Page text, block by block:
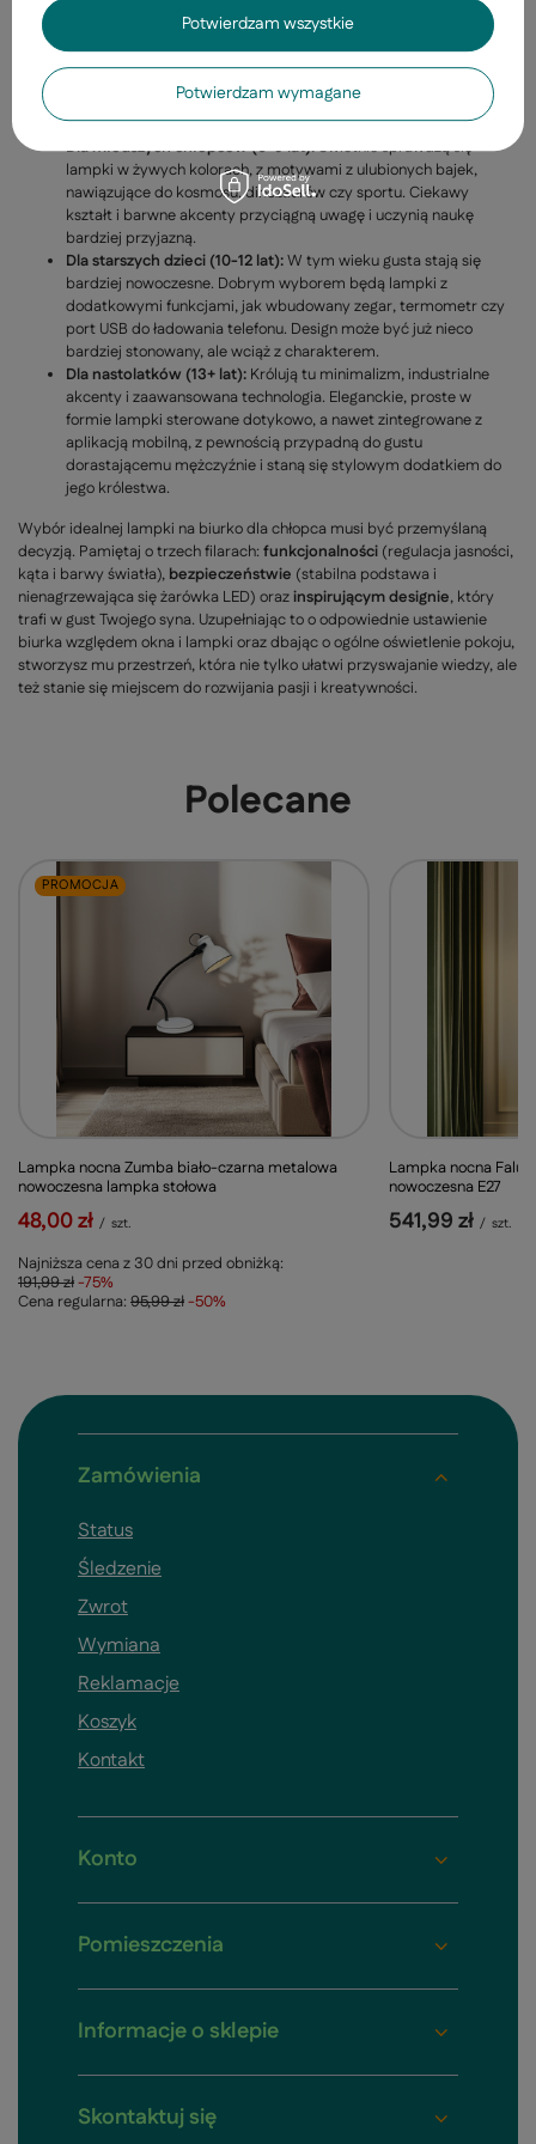
Lampka to także element wystroju, który może motywować do
zainteresowań chłopca sprawi, że kącik do nauki stanie się jego
ulubionym miejscem.
Dla młodszych chłopców (6-9 lat):Świetnie sprawdzą się
lampki w żywych kolorach, z motywami z ulubionych bajek,
nawiązujące do kosmosu, dinozaurów czy sportu. Ciekawy
kształt i barwne akcenty przyciągną uwagę i uczynią naukę
bardziej przyjazną.
Dla starszych dzieci (10-12 lat):W tym wieku gusta stają się
bardziej nowoczesne. Dobrym wyborem będą lampki z
dodatkowymi funkcjami, jak wbudowany zegar, termometr czy
port USB do ładowania telefonu. Design może być już nieco
bardziej stonowany, ale wciąż z charakterem.
Dla nastolatków (13+ lat): Królują tu minimalizm, industrialne
akcenty i zaawansowana technologia. Eleganckie, proste w
formie lampki sterowane dotykowo, a nawet zintegrowane z
aplikacją mobilną, z pewnością przypadną do gustu
dorastającemu mężczyźnie i staną się stylowym dodatkiem do
jego królestwa.
Wybór idealnej lampki na biurko dla chłopca musi być przemyślaną
decyzją. Pamiętaj o trzech filarach: funkcjonalności (regulacja jasności,
kąta i barwy światła), bezpieczeństwie (stabilna podstawa i
nienagrzewająca się żarówka LED) orazinspirującym designie, który
trafi w gust Twojego syna. Uzupełniając to o odpowiednie ustawienie
biurka względem okna i lampki oraz dbając o ogólne oświetlenie pokoju,
stworzysz mu przestrzeń, która nie tylko ułatwi przyswajanie wiedzy, ale
też stanie się miejscem do rozwijania pasji i kreatywności.
Polecane
PROMOCJA
Lampka nocna Zumba biało-czarna metalowa
nowoczesna lampka stołowa
48,00 zł / szt.
Najniższa cena z 30 dni przed obniżką:
191,99 zł-75%
Cena regularna: 95,99 zł-50%
Lampka nocna
nowoczesna E27
541,99 zł / szt.
Zamówienia
Status
Śledzenie
Zwrot
Wymiana
Reklamacje
Koszyk
Kontakt
Konto
Pomieszczenia
Informacje o sklepie
Skontaktuj się
Potwierdzam wymagane
Potwierdzam wszystkie